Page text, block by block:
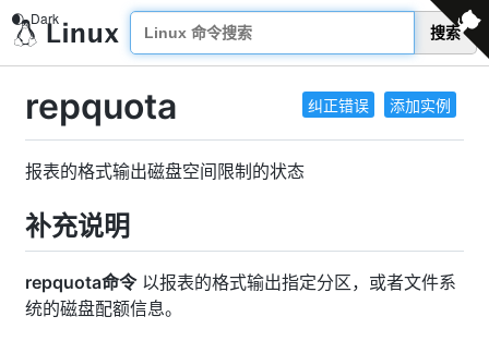
搜索
纠正错误 添加实例
repquota
报表的格式输出磁盘空间限制的状态
补充说明
repquota命令以报表的格式输出指定分区，或者文件系
统的磁盘配额信息。